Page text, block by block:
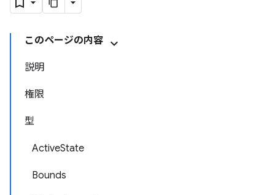
このページの内容
説明
権限
型
ActiveState
Bounds